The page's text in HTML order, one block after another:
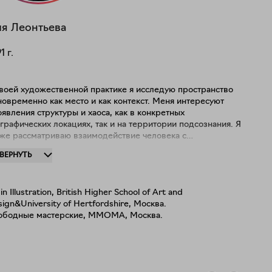
Леонтьева
г.
художественной практике я исследую пространство
как место и как контекст. Меня интересуют
структуры и хаоса, как в конкретных
локациях, так и на территории подсознания. Я
рассматриваю взаимодействие человека с
основные медиумы - это живопись и коллаж. Коллаж для
случайностей. Важнейшей частью моей работы
диалог с местом, выстраиваемый через процесс
произведения. Я опираюсь на личный опыт
in Illustration, British Higher School of Art and
of Hertfordshire, Москва.
мастерские, ММОМА, Москва.